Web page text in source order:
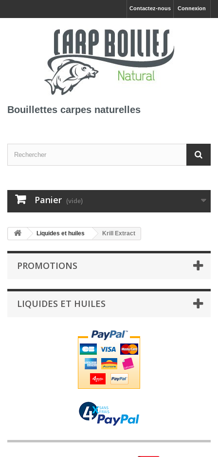
Connexion
Contactez-nous
Bouillettes carpes naturelles
Panier (vide)
Liquides et huiles Krill Extract
PROMOTIONS
LIQUIDES ET HUILES